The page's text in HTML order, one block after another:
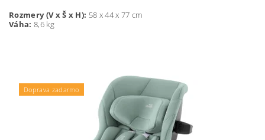
Rozmery (V x Š x H): 58 x 44 x 77 cm
Váha: 8,6 kg
Doprava zadarmo